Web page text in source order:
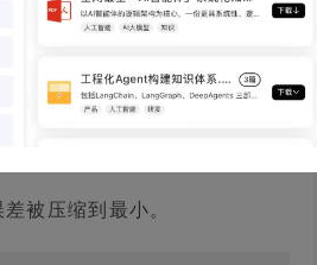
长的生存曲线。
式让草原上的战术决策几乎
被压缩到最小。